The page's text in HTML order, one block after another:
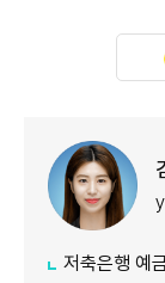
저축은행 예